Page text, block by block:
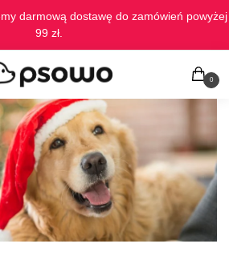
darmową dostawę do zamówień powyżej
99 zł.
0